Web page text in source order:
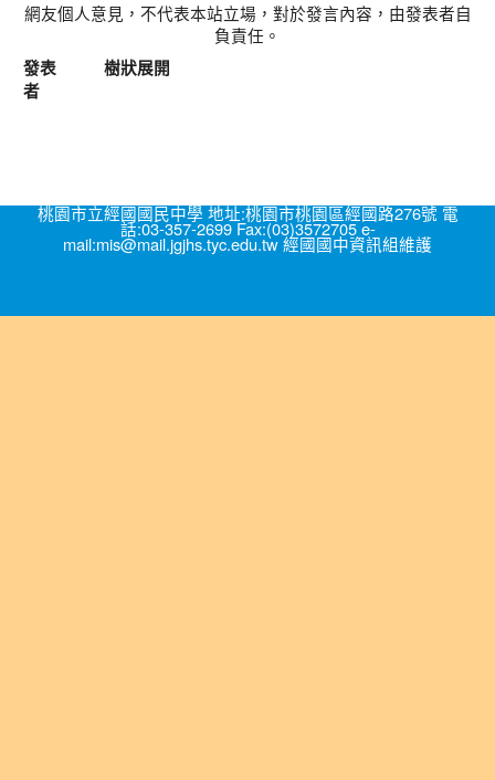
網友個人意見，不代表本站立場，對於發言內容，由發表者自
負責任。
發表
者
樹狀展開
桃園市立經國國民中學 地址:桃園市桃園區經國路276號 電
話:03-357-2699 Fax:(03)3572705 e-
mail:mis@mail.jgjhs.tyc.edu.tw 經國國中資訊組維護